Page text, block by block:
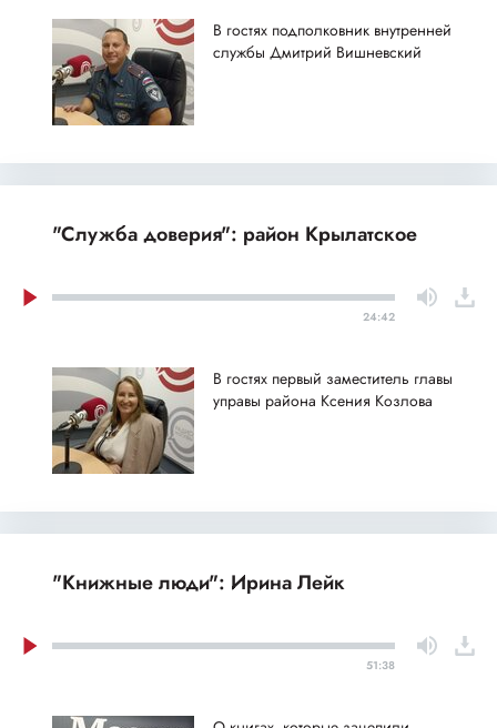
В гостях подполковник внутренней
службы Дмитрий Вишневский
"Служба доверия": район Крылатское
24:42
В гостях первый заместитель главы
управы района Ксения Козлова
"Книжные люди": Ирина Лейк
51:38